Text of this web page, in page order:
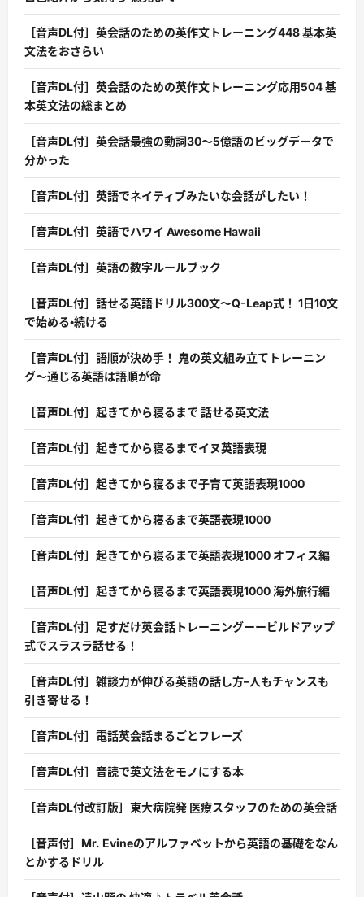
［音声DL付］英会話のための英作文トレーニング448 基本英
文法をおさらい
［音声DL付］英会話のための英作文トレーニング応用504 基
本英文法の総まとめ
［音声DL付］英会話最強の動詞30〜5億語のビッグデータで
分かった
［音声DL付］英語でネイティブみたいな会話がしたい！
［音声DL付］英語でハワイ Awesome Hawaii
［音声DL付］英語の数字ルールブック
［音声DL付］話せる英語ドリル300文〜Q-Leap式！ 1日10文
で始める・続ける
［音声DL付］語順が決め手！ 鬼の英文組み立てトレーニン
グ〜通じる英語は語順が命
［音声DL付］起きてから寝るまで 話せる英文法
［音声DL付］起きてから寝るまでイヌ英語表現
［音声DL付］起きてから寝るまで子育て英語表現1000
［音声DL付］起きてから寝るまで英語表現1000
［音声DL付］起きてから寝るまで英語表現1000 オフィス編
［音声DL付］起きてから寝るまで英語表現1000 海外旅行編
［音声DL付］足すだけ英会話トレーニングーービルドアップ
式でスラスラ話せる！
［音声DL付］雑談力が伸びる英語の話し方–人もチャンスも
引き寄せる！
［音声DL付］電話英会話まるごとフレーズ
［音声DL付］音読で英文法をモノにする本
［音声DL付改訂版］東大病院発 医療スタッフのための英会話
［音声付］Mr. Evineのアルファベットから英語の基礎をなん
とかするドリル